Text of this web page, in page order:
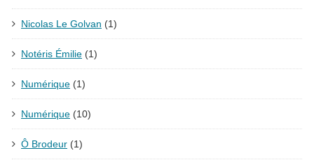
Nicolas Le Golvan (1)
Notéris Émilie (1)
Numérique (1)
Numérique (10)
Ô Brodeur (1)